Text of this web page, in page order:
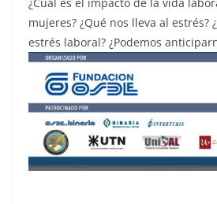
mujeres? ¿Qué nos lleva al estrés?
estrés laboral? ¿Podemos